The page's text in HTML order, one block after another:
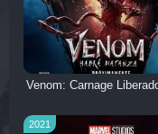
Venom: Carnage
2021